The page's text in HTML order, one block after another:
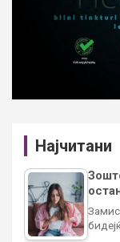
Најчитани